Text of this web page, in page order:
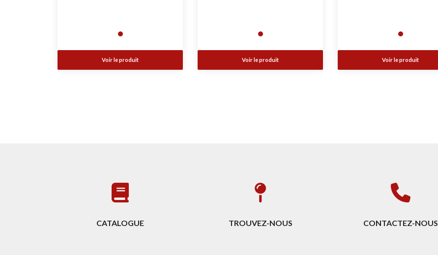
Voir le produit Voir le produit Voir le produit
CATALOGUE TROUVEZ-NOUS CONTACTEZ-NOUS